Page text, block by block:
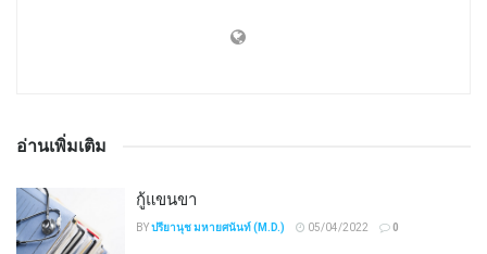
อ่านเพิ่มเติม
กู้แขนขา
BYปรียานุช มหายศนันท์ (M.D.) 05/04/2022 0